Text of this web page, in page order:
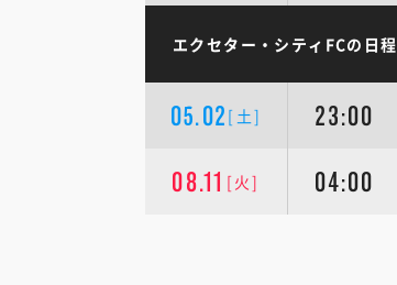
エクセター・シティFCの日程
05.02 [土] 23:00
08.11 [火] 04:00